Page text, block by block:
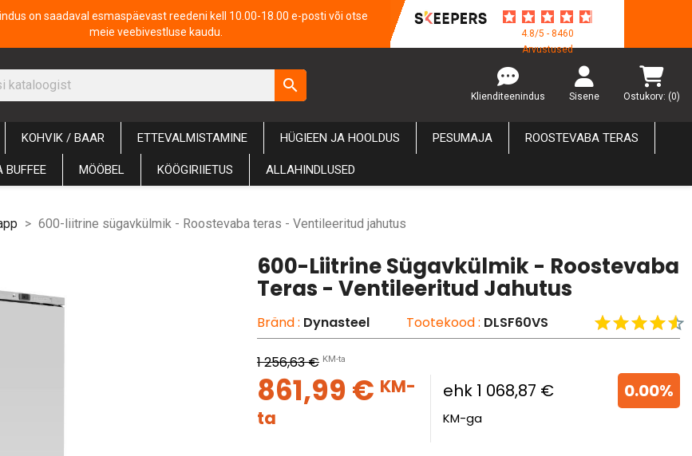
on saadaval esmaspäevast reedeni kell 10.00-18.00 e-posti või otse
meie veebivestluse kaudu.
4.8/5 - 8460
Arvustused
search
Klienditeenindus Sisene Ostukorv: (0)
KOHVIK / BAAR ETTEVALMISTAMINE HÜGIEEN JA HOOLDUS PESUMAJA ROOSTEVABA TERAS
MÖÖBEL KÖÖGIRIIETUS ALLAHINDLUSED
600-liitrine sügavkülmik - Roostevaba teras - Ventileeritud jahutus
600-Liitrine Sügavkülmik - Roostevaba
Teras - Ventileeritud Jahutus
Bränd : Dynasteel Tootekood : DLSF60VS
1 256,63 € KM-ta
861,99 € KM-
ta
ehk 1 068,87 €
KM-ga
0.00%